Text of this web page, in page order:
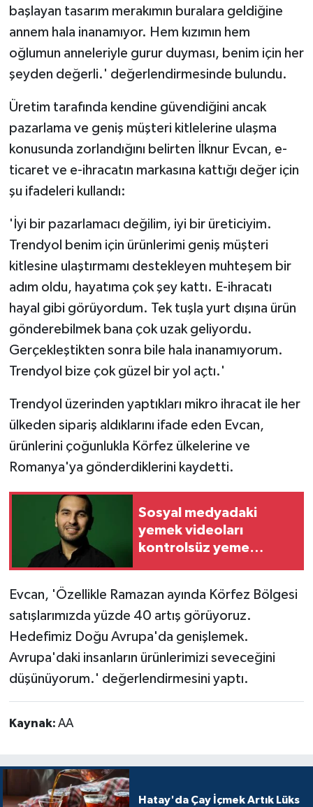
başlayan tasarım merakımın buralara geldiğine
annem hala inanamıyor. Hem kızımın hem
oğlumun anneleriyle gurur duyması, benim için her
şeyden değerli.' değerlendirmesinde bulundu.
Üretim tarafında kendine güvendiğini ancak
pazarlama ve geniş müşteri kitlelerine ulaşma
konusunda zorlandığını belirten İlknur Evcan, e-
ticaret ve e-ihracatın markasına kattığı değer için
şu ifadeleri kullandı:
'İyi bir pazarlamacı değilim, iyi bir üreticiyim.
Trendyol benim için ürünlerimi geniş müşteri
kitlesine ulaştırmamı destekleyen muhteşem bir
adım oldu, hayatıma çok şey kattı. E-ihracatı
hayal gibi görüyordum. Tek tuşla yurt dışına ürün
gönderebilmek bana çok uzak geliyordu.
Gerçekleştikten sonra bile hala inanamıyorum.
Trendyol bize çok güzel bir yol açtı.'
Trendyol üzerinden yaptıkları mikro ihracat ile her
ülkeden sipariş aldıklarını ifade eden Evcan,
ürünlerini çoğunlukla Körfez ülkelerine ve
Romanya'ya gönderdiklerini kaydetti.
Sosyal medyadaki
yemek videoları
kontrolsüz yeme
Evcan, 'Özellikle Ramazan ayında Körfez Bölgesi
satışlarımızda yüzde 40 artış görüyoruz.
Hedefimiz Doğu Avrupa'da genişlemek.
Avrupa'daki insanların ürünlerimizi seveceğini
düşünüyorum.' değerlendirmesini yaptı.
Kaynak: AA
Hatay'da Çay İçmek Artık Lüks